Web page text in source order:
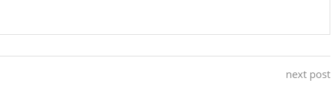
next post